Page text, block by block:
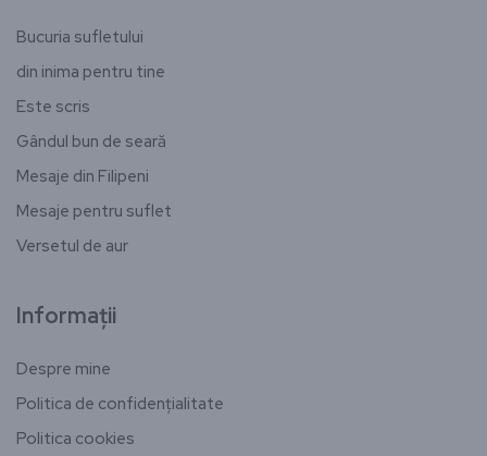
Bucuria sufletului
din inima pentru tine
Este scris
Gândul bun de seară
Mesaje din Filipeni
Mesaje pentru suflet
Versetul de aur
Informații
Despre mine
Politica de confidențialitate
Politica cookies